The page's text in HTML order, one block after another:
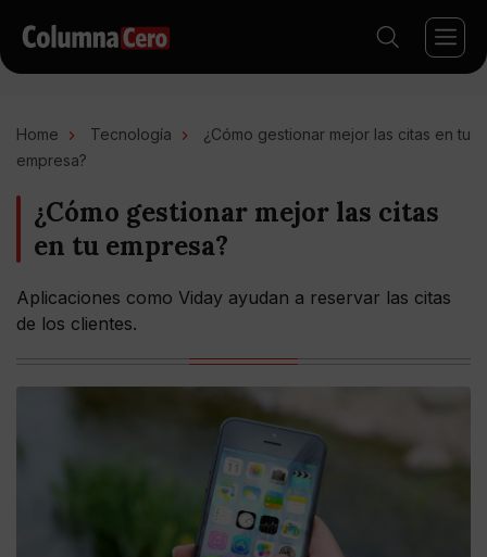
Home Tecnología
¿Cómo gestionar mejor las citas en tu
empresa?
¿Cómo gestionar mejor las citas
en tu empresa?
Aplicaciones como Viday ayudan a reservar las citas
de los clientes.